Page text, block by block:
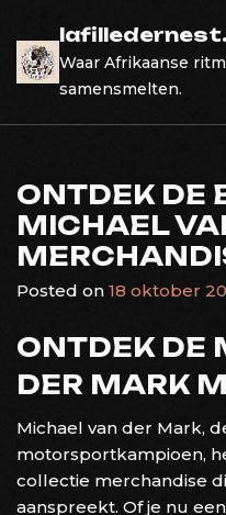
contentWaar Afrikaanse
samensmelten.
ONTDEK DE
MICHAEL
Posted on 18 oktober
ONTDEK DE
DER MARK
Michael van der Mark,
motorsportkampioen,
collectie merchandise
aanspreekt. Of je nu